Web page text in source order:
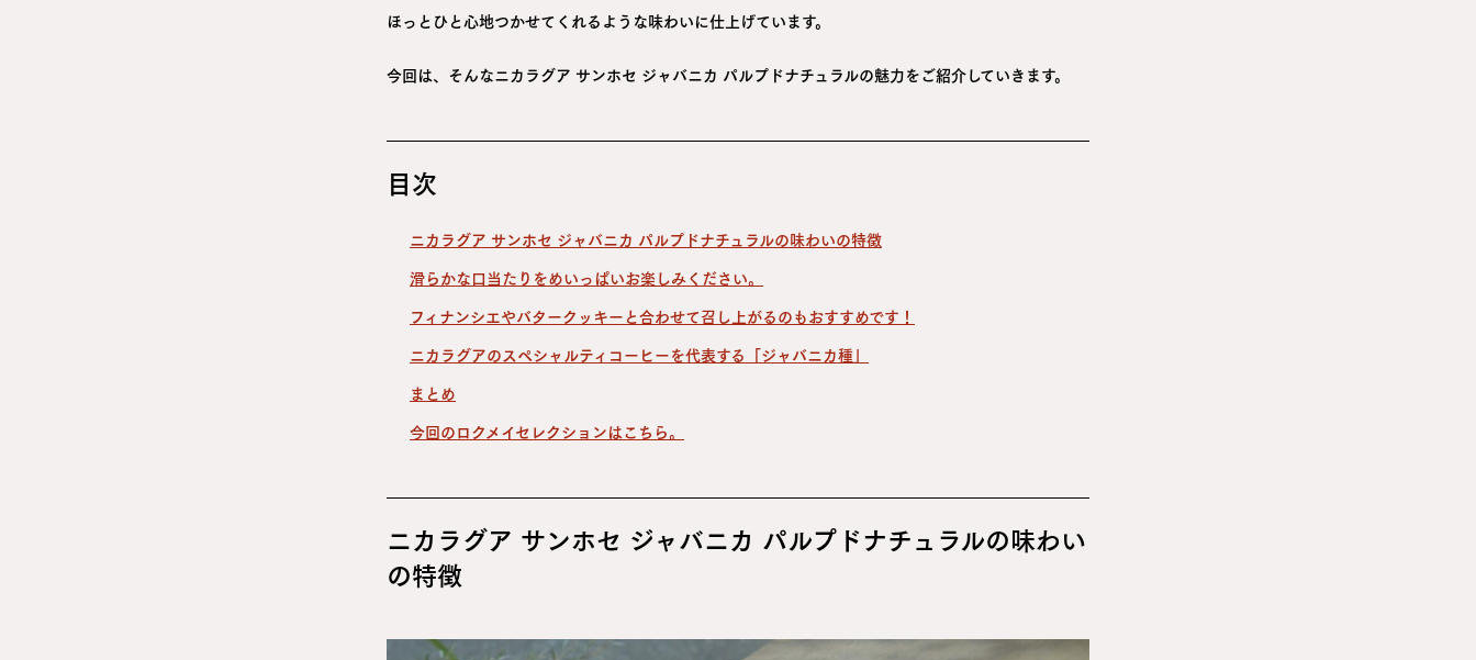
ほっとひと心地つかせてくれるような味わいに仕上げています。
今回は、そんなニカラグア サンホセ ジャバニカ パルプドナチュラルの魅力をご紹介していきます。
目次
ニカラグア サンホセ ジャバニカ パルプドナチュラルの味わいの特徴
滑らかな口当たりをめいっぱいお楽しみください。
フィナンシエやバタークッキーと合わせて召し上がるのもおすすめです！
ニカラグアのスペシャルティコーヒーを代表する「ジャバニカ種」
まとめ
今回のロクメイセレクションはこちら。
ニカラグア サンホセ ジャバニカ パルプドナチュラルの味わい
の特徴